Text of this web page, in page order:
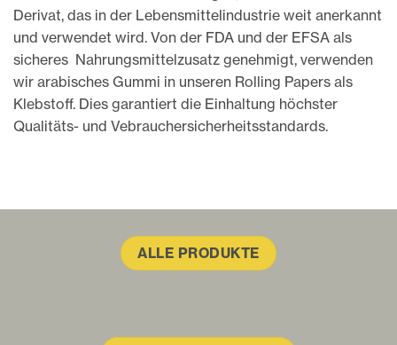
Derivat, das in der Lebensmittelindustrie weit anerkannt
und verwendet wird. Von der FDA und der EFSA als
sicheres Nahrungsmittelzusatz genehmigt, verwenden
wir arabisches Gummi in unseren Rolling Papers als
Klebstoff. Dies garantiert die Einhaltung höchster
Qualitäts- und Vebrauchersicherheitsstandards.
ALLE PRODUKTE